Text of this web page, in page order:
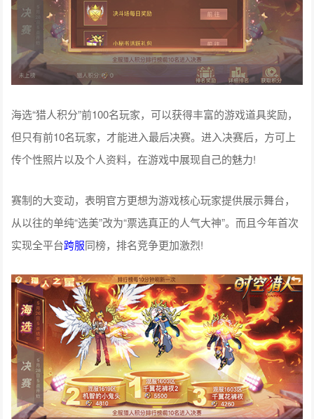
海选“猎人积分”前100名玩家，可以获得丰富的游戏道具奖励，
但只有前10名玩家，才能进入最后决赛。进入决赛后，方可上
传个性照片以及个人资料，在游戏中展现自己的魅力!
赛制的大变动，表明官方更想为游戏核心玩家提供展示舞台，
从以往的单纯“选美”改为“票选真正的人气大神”。而且今年首次
实现全平台跨服同榜，排名竞争更加激烈!